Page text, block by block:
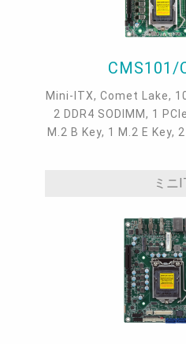
CMS101/
Mini-ITX, Comet Lake,
2 DDR4 SODIMM, 1
M.2 B Key, 1 M.2 E Key,
ミニ